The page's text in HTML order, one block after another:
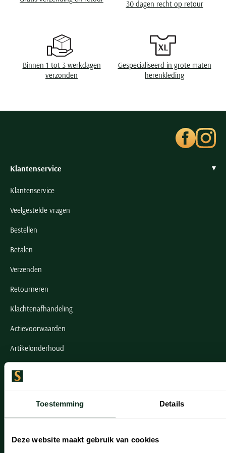
Toestemming Details
Deze website maakt gebruik van cookies
Seidensticker
State of Art
Superdry
Tenson
Wellington of Billmore
Xacus
30 dagen recht op retour
Binnen 1 tot 3 werkdagen
verzonden
Gespecialiseerd in grote maten
herenkleding
Klantenservice
Klantenservice
Veelgestelde vragen
Bestellen
Betalen
Verzenden
Retourneren
Klachtenafhandeling
Actievoorwaarden
Artikelonderhoud
Onze winkels
Onze winkels
Heemstede
Hillegom